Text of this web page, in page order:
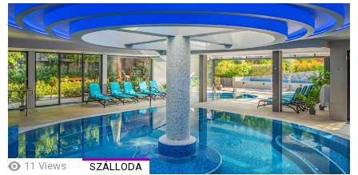
11 Views SZÁLLODA